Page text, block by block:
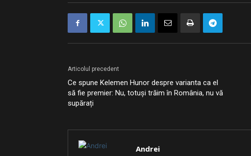
Articolul precedent
Ce spune Kelemen Hunor despre varianta ca el
să fie premier: Nu, totuși trăim în România, nu vă
supărați
Andrei